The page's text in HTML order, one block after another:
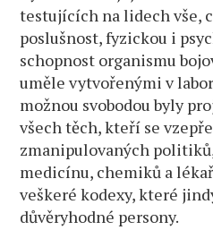
testujících na lidech vše,
poslušnost, fyzickou i
schopnost organismu
uměle vytvořenými v
možnou svobodou byly
všech těch, kteří se
zmanipulovaných
medicínu, chemiků a
veškeré kodexy, které
důvěryhodné persony.